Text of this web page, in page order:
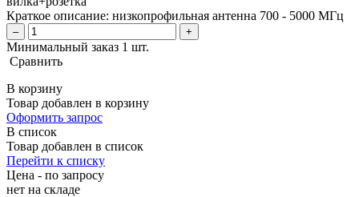
Краткое описание: низкопрофильная антенна 700 - 5000 МГц
– +
Минимальный заказ 1 шт.
Сравнить
В корзину
Товар добавлен в корзину
Оформить запрос
В список
Товар добавлен в список
Перейти к списку
Цена - по запросу
нет на складе